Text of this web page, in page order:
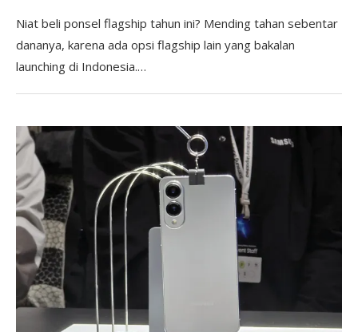
Niat beli ponsel flagship tahun ini? Mending tahan sebentar
dananya, karena ada opsi flagship lain yang bakalan
launching di Indonesia.…